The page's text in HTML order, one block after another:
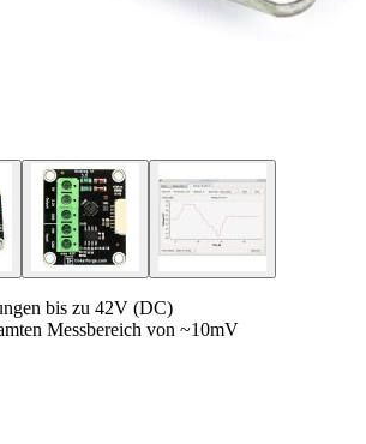
bis zu 42V (DC)
Messbereich von ~10mV